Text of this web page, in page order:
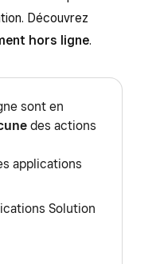
Découvrez
hors ligne.
sont en
des actions
applications
Solution